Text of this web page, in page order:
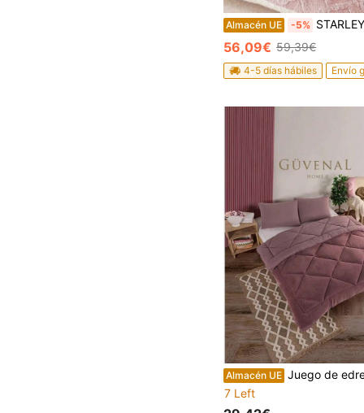
Almacén UE -5% STARLEY - Edredón Borreguillo Suave y Cálido con Fundas de Almohada, Varias Colores,
56,09€ 59,39€
4-5 días hábiles Envío
Almacén UE Juego de edredón reversible doble con 2 fundas de
7 Left